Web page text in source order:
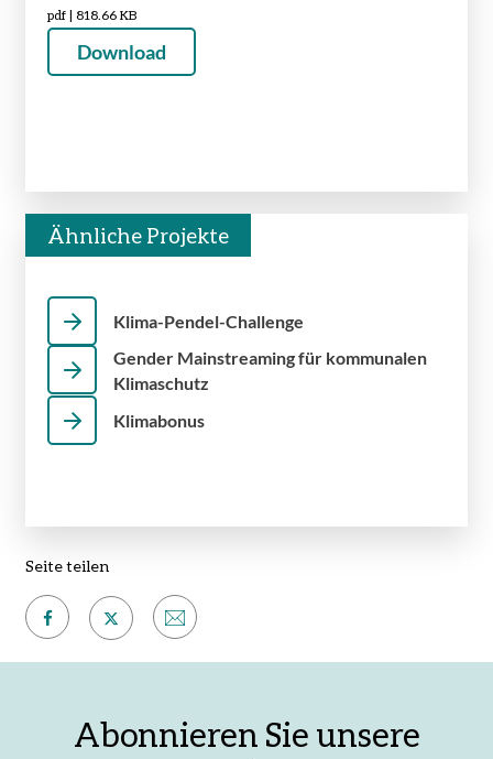
pdf | 818.66 KB
Download
Ähnliche Projekte
Klima-Pendel-Challenge
Gender Mainstreaming für kommunalen
Klimaschutz
Klimabonus
Seite teilen
teilen
Mail
empfehlen
Abonnieren Sie unsere